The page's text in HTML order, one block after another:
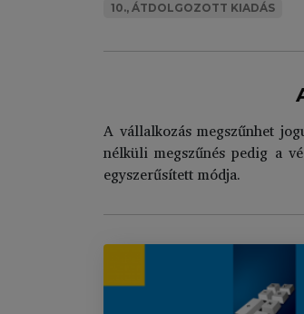
10., ÁTDOLGOZOTT KIADÁS
A vállalkozás megszűnhet
nélküli megszűnés pedig a
egyszerűsített módja.